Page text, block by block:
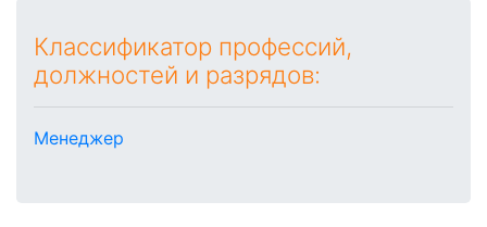
Классификатор профессий,
должностей и разрядов:
Менеджер